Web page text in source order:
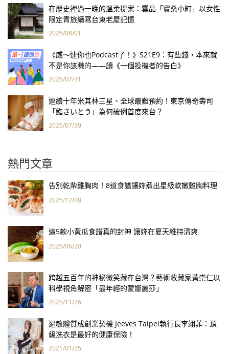
在歷史裡過一晚的溫柔提案：雲品「寶桑小町」以女性
限定青旅續寫台東老屋記憶
2026/08/01
《威～連你也Podcast了！》S21E9：有些錢，本來就
不是你該賺的——讀《一個投機者的告白》
2026/07/31
連續十年米其林三星、全球最難預約！東京傳奇壽司
「鮨さいとう」為何破例首度來台？
2026/07/30
熱門文章
告別乾柴雞胸肉！8道食譜讓妳煮出星級軟嫩雞胸料理
2025/12/08
這5款小黃瓜食譜真的封神 讓妳在夏天維持清爽
2026/06/20
跨越五百年的神秘微笑藏在台灣？藝術收藏家黃崇仁以
科學視角解密「最年輕的蒙娜麗莎」
2025/11/26
過敏體質成創業契機 Jeeves Taipei執行長李翊菲：頂
級洗衣是最好的健康保險！
2021/01/25